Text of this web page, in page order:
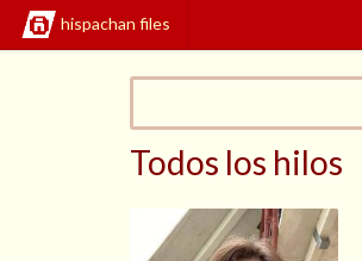
hispachan files
Todos los hilos